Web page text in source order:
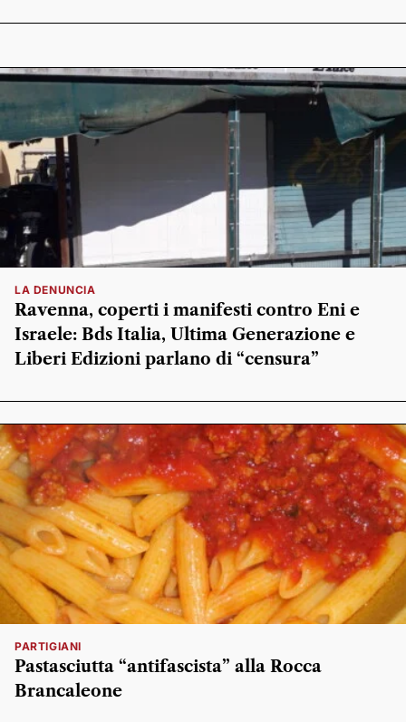
LA DENUNCIA
Ravenna, coperti i manifesti contro Eni e
Israele: Bds Italia, Ultima Generazione e
Liberi Edizioni parlano di “censura”
PARTIGIANI
Pastasciutta “antifascista” alla Rocca
Brancaleone